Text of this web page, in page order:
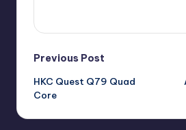
Post
navigation
Previous Post
HKC Quest Q79 Quad
Core